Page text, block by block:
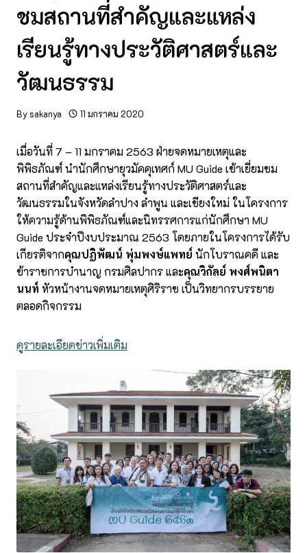
ชมสถานที่สำคัญและแหล่ง
เรียนรู้ทางประวัติศาสตร์และ
วัฒนธรรม
By sakanya 11 มกราคม 2020
เมื่อวันที่ 7 – 11 มกราคม 2563 ฝ่ายจดหมายเหตุและ
พิพิธภัณฑ์ นำนักศึกษายุวมัคคุเทศก์ MU Guide เข้าเยี่ยมชม
สถานที่สำคัญและแหล่งเรียนรู้ทางประวัติศาสตร์และ
วัฒนธรรมในจังหวัดลำปาง ลำพูน และเชียงใหม่ ในโครงการ
ให้ความรู้ด้านพิพิธภัณฑ์และนิทรรศการแก่นักศึกษา MU
Guide ประจำปีงบประมาณ 2563 โดยภายในโครงการได้รับ
เกียรติจากคุณปฏิพัฒน์ พุ่มพงษ์แพทย์ นักโบราณคดี และ
ข้าราชการบำนาญ กรมศิลปากร และคุณวิกัลย์ พงศ์พนิตา
นนท์ หัวหน้างานจดหมายเหตุศิริราช เป็นวิทยากรบรรยาย
ตลอดกิจกรรม
ดูรายละเอียดข่าวเพิ่มเติม